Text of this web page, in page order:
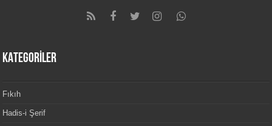
KATEGORİLER
Fıkıh
Hadis-i Şerif